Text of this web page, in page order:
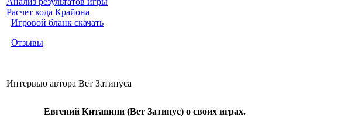
Расчет кода Крайона
Игровой бланк скачать
Отзывы
Интервью автора Вет Затинуса
Евгений Китанини (Вет Затинус) о своих играх.